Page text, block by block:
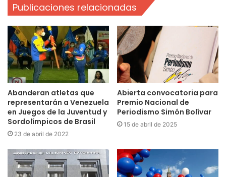
Publicaciones relacionadas
Abanderan atletas que
representarán a Venezuela
en Juegos de la Juventud y
Sordolímpicos de Brasil
23 de abril de 2022
Abierta convocatoria para
Premio Nacional de
Periodismo Simón Bolívar
15 de abril de 2025